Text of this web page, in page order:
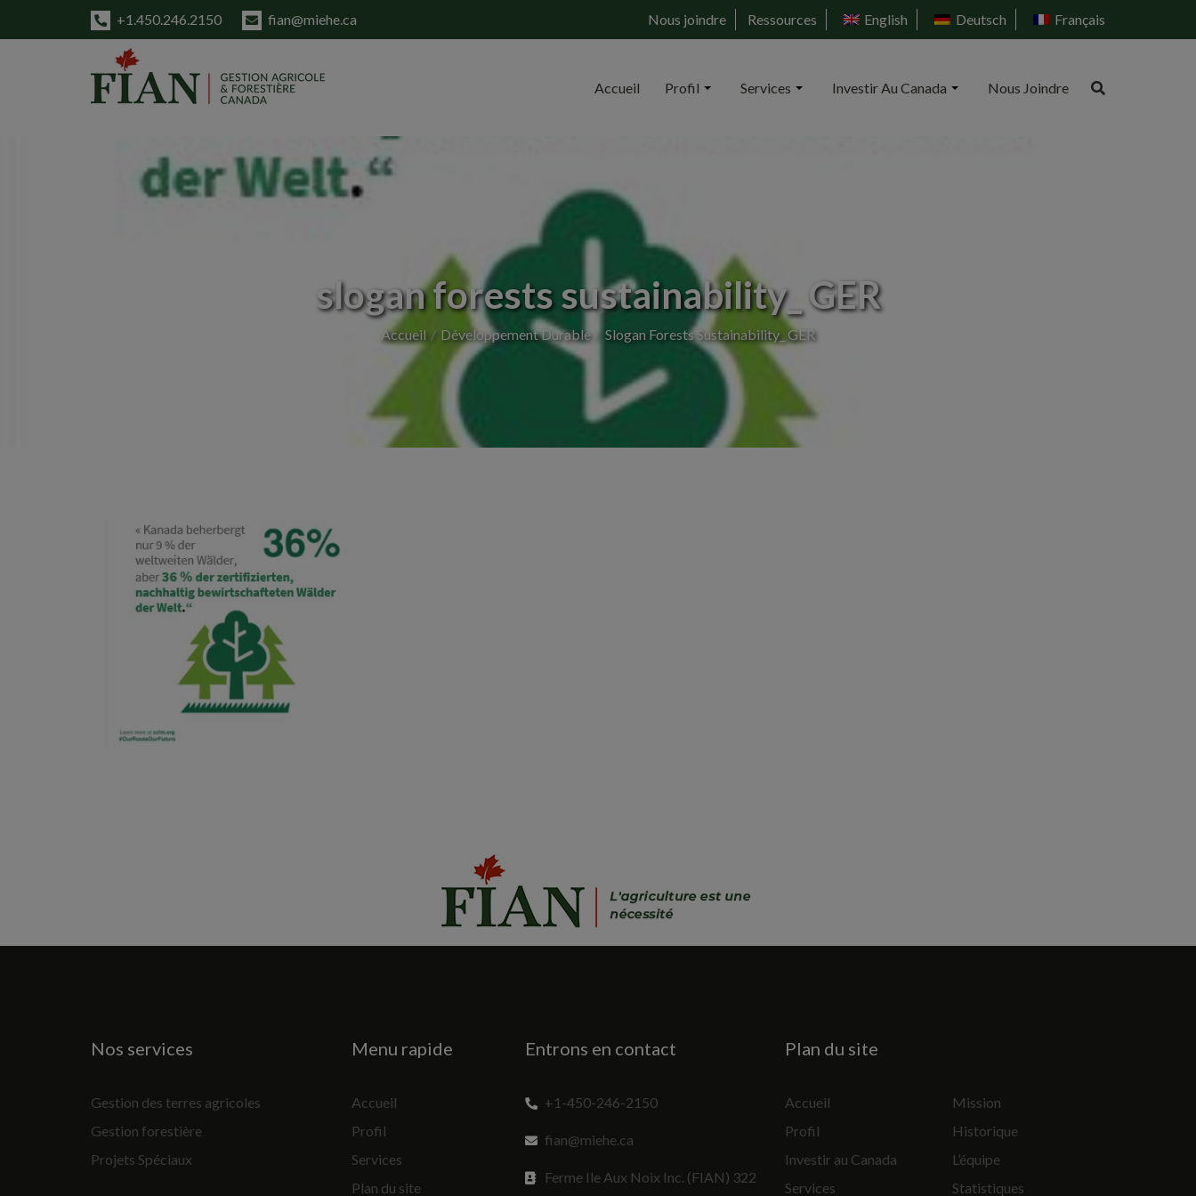
+1.450.246.2150 fian@miehe.ca Nous joindre Ressources English Deutsch Français
Accueil Profil Services Investir Au Canada Nous Joindre
slogan forests sustainability_ GER
Accueil Développement Durable Slogan Forests Sustainability_ GER
Nos services
Gestion des terres agricoles
Gestion forestière
Projets Spéciaux
Menu rapide
Accueil
Profil
Services
Plan du site
Entrons en contact
+1-450-246-2150
fian@miehe.ca
Ferme Ile Aux Noix Inc. (FIAN) 322
Plan du site
Accueil
Profil
Investir au Canada
Services
Mission
Historique
L’équipe
Statistiques